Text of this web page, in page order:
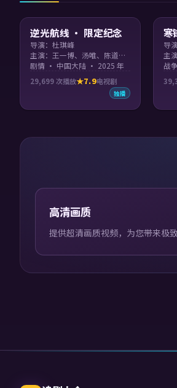
逆光航线 · 限定纪念
导演：杜琪峰
主演：王一博、汤唯、陈道明、玄彬 等
剧情 · 中国大陆 · 2025 年
29,699次播放 7.9电视剧
独播
寒
映
导
战
高清画质
提供超清画质视频，为您带来极